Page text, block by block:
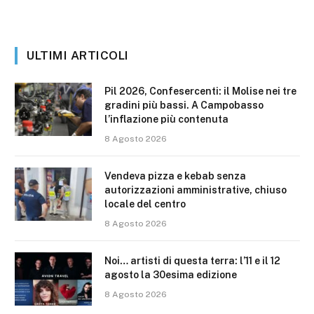
ULTIMI ARTICOLI
Pil 2026, Confesercenti: il Molise nei tre
gradini più bassi. A Campobasso
l’inflazione più contenuta
8 Agosto 2026
Vendeva pizza e kebab senza
autorizzazioni amministrative, chiuso
locale del centro
8 Agosto 2026
Noi… artisti di questa terra: l’11 e il 12
agosto la 30esima edizione
8 Agosto 2026